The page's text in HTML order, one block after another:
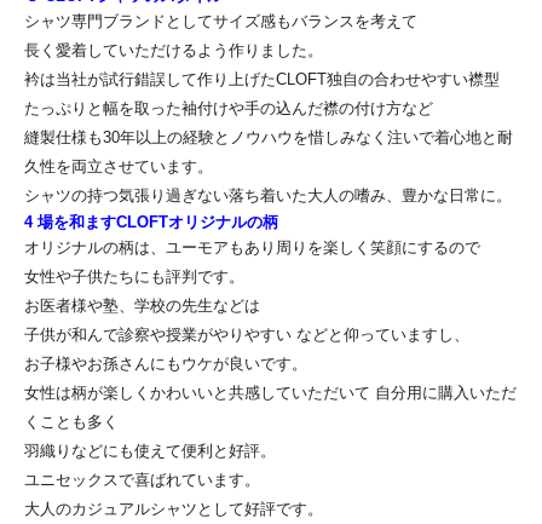
シャツ専門ブランドとしてサイズ感もバランスを考えて
長く愛着していただけるよう作りました。
衿は当社が試行錯誤して作り上げたCLOFT独自の合わせやすい襟型
たっぷりと幅を取った袖付けや手の込んだ襟の付け方など
縫製仕様も30年以上の経験とノウハウを惜しみなく注いで着心地と耐
久性を両立させています。
シャツの持つ気張り過ぎない落ち着いた大人の嗜み、豊かな日常に。
4 場を和ますCLOFTオリジナルの柄
オリジナルの柄は、ユーモアもあり周りを楽しく笑顔にするので
女性や子供たちにも評判です。
お医者様や塾、学校の先生などは
子供が和んで診察や授業がやりやすい などと仰っていますし、
お子様やお孫さんにもウケが良いです。
女性は柄が楽しくかわいいと共感していただいて 自分用に購入いただ
くことも多く
羽織りなどにも使えて便利と好評。
ユニセックスで喜ばれています。
大人のカジュアルシャツとして好評です。